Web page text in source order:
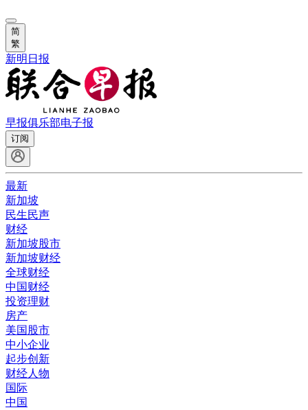
简
繁
新明日报
早报俱乐部电子报
订阅
最新
新加坡
民生民声
财经
新加坡股市
新加坡财经
全球财经
中国财经
投资理财
房产
美国股市
中小企业
起步创新
财经人物
国际
中国